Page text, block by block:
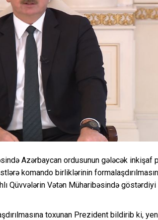
Azərbaycan ordusunun gələcək inkişaf
komando birliklərinin
Qüvvələrin Vətən Müharibəsində
toxunan Prezident bildirib ki,